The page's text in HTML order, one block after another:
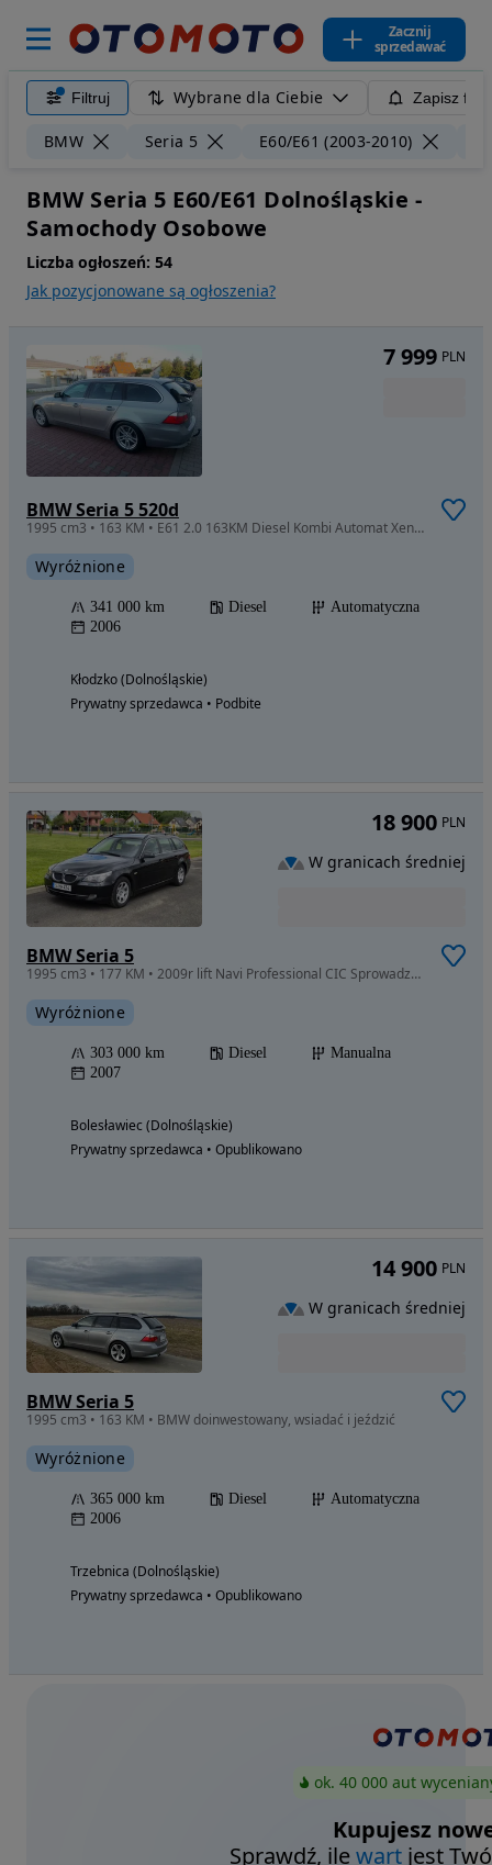
Zacznij
sprzedawać
Filtruj Wybrane dla Ciebie Zapisz
BMW Seria 5 E60/E61 (2003-2010)
BMW Seria 5 E60/E61 Dolnośląskie -
Samochody Osobowe
Liczba ogłoszeń: 54
Jak pozycjonowane są ogłoszenia?
BMW Seria 5 520d
1995 cm3 • 163 KM • E61 2.0 163KM Diesel Kombi Automat Xenon
Wyróżnione
341 000 km Diesel
Automatyczna
2006
Kłodzko (Dolnośląskie)
Prywatny sprzedawca • Podbite
7 999 PLN
BMW Seria 5
1995 cm3 • 177 KM • 2009r lift Navi Professional CIC Sprowadzona Bezwypadkowa
Wyróżnione
303 000 km Diesel
Manualna
2007
Bolesławiec (Dolnośląskie)
Prywatny sprzedawca • Opublikowano
18 900 PLN
W granicach średniej
BMW Seria 5
1995 cm3 • 163 KM • BMW doinwestowany, wsiadać i jeździć
Wyróżnione
365 000 km Diesel
Automatyczna
2006
Trzebnica (Dolnośląskie)
Prywatny sprzedawca • Opublikowano
14 900 PLN
W granicach średniej
ok. 40 000 aut
Kupujesz
Sprawdź, ilewart jest